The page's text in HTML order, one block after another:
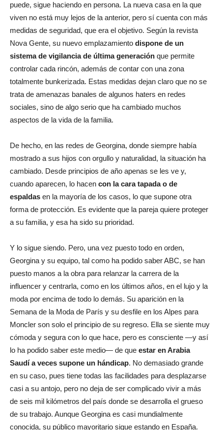
puede, sigue haciendo en persona. La nueva casa en la que
viven no está muy lejos de la anterior, pero sí cuenta con más
medidas de seguridad, que era el objetivo. Según la revista
Nova Gente, su nuevo emplazamiento dispone de un
sistema de vigilancia de última generación que permite
controlar cada rincón, además de contar con una zona
totalmente bunkerizada. Estas medidas dejan claro que no se
trata de amenazas banales de algunos haters en redes
sociales, sino de algo serio que ha cambiado muchos
aspectos de la vida de la familia.
De hecho, en las redes de Georgina, donde siempre había
mostrado a sus hijos con orgullo y naturalidad, la situación ha
cambiado. Desde principios de año apenas se les ve y,
cuando aparecen, lo hacen con la cara tapada o de
espaldas en la mayoría de los casos, lo que supone otra
forma de protección. Es evidente que la pareja quiere proteger
a su familia, y esa ha sido su prioridad.
Y lo sigue siendo. Pero, una vez puesto todo en orden,
Georgina y su equipo, tal como ha podido saber ABC, se han
puesto manos a la obra para relanzar la carrera de la
influencer y centrarla, como en los últimos años, en el lujo y la
moda por encima de todo lo demás. Su aparición en la
Semana de la Moda de París y su desfile en los Alpes para
Moncler son solo el principio de su regreso. Ella se siente muy
cómoda y segura con lo que hace, pero es consciente —y así
lo ha podido saber este medio— de que estar en Arabia
Saudí a veces supone un hándicap. No demasiado grande
en su caso, pues tiene todas las facilidades para desplazarse
casi a su antojo, pero no deja de ser complicado vivir a más
de seis mil kilómetros del país donde se desarrolla el grueso
de su trabajo. Aunque Georgina es casi mundialmente
conocida, su público mayoritario sigue estando en España.